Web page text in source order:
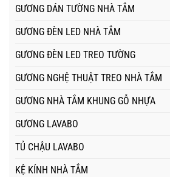
GƯƠNG DÁN TƯỜNG NHÀ TẮM
GƯƠNG ĐÈN LED NHÀ TẮM
GƯƠNG ĐÈN LED TREO TƯỜNG
GƯƠNG NGHỆ THUẬT TREO NHÀ TẮM
GƯƠNG NHÀ TẮM KHUNG GỖ NHỰA
GƯƠNG LAVABO
TỦ CHẬU LAVABO
KỆ KÍNH NHÀ TẮM